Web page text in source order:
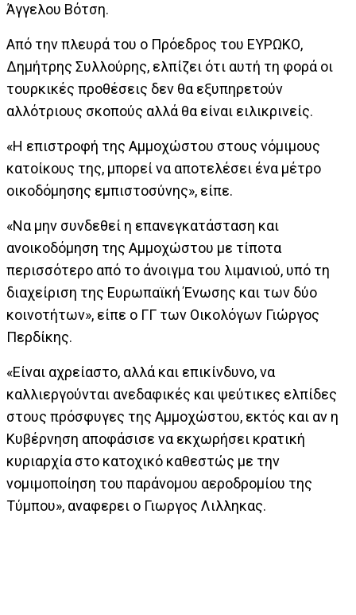
Άγγελου Βότση.
Από την πλευρά του ο Πρόεδρος του ΕΥΡΩΚΟ,
Δημήτρης Συλλούρης, ελπίζει ότι αυτή τη φορά οι
τουρκικές προθέσεις δεν θα εξυπηρετούν
αλλότριους σκοπούς αλλά θα είναι ειλικρινείς.
«Η επιστροφή της Αμμοχώστου στους νόμιμους
κατοίκους της, μπορεί να αποτελέσει ένα μέτρο
οικοδόμησης εμπιστοσύνης», είπε.
«Να μην συνδεθεί η επανεγκατάσταση και
ανοικοδόμηση της Αμμοχώστου με τίποτα
περισσότερο από το άνοιγμα του λιμανιού, υπό τη
διαχείριση της Ευρωπαϊκή Ένωσης και των δύο
κοινοτήτων», είπε ο ΓΓ των Οικολόγων Γιώργος
Περδίκης.
«Είναι αχρείαστο, αλλά και επικίνδυνο, να
καλλιεργούνται ανεδαφικές και ψεύτικες ελπίδες
στους πρόσφυγες της Αμμοχώστου, εκτός και αν η
Κυβέρνηση αποφάσισε να εκχωρήσει κρατική
κυριαρχία στο κατοχικό καθεστώς με την
νομιμοποίηση του παράνομου αεροδρομίου της
Τύμπου», αναφερει ο Γιωργος Λιλληκας.